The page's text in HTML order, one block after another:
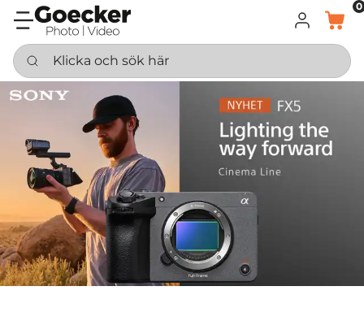
LOGGA IN
KORG
0
Klicka och sök här
Sony FX5